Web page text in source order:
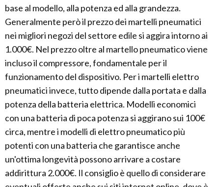
base al modello, alla potenza ed alla grandezza.
Generalmente però il prezzo dei martelli pneumatici
nei migliori negozi del settore edile si aggira intorno ai
1.000€. Nel prezzo oltre al martello pneumatico viene
incluso il compressore, fondamentale per il
funzionamento del dispositivo. Per i martelli elettro
pneumatici invece, tutto dipende dalla portata e dalla
potenza della batteria elettrica. Modelli economici
con una batteria di poca potenza si aggirano sui 100€
circa, mentre i modelli di elettro pneumatico più
potenti con una batteria che garantisce anche
un'ottima longevità possono arrivare a costare
addirittura 2.000€. Il consiglio è quello di considerare